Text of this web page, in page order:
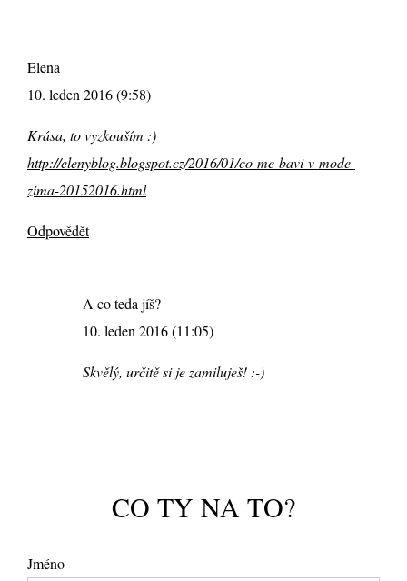
Elena
10. leden 2016 (9:58)
Krása, to vyzkouším :)
http://elenyblog.blogspot.cz/2016/01/co-me-bavi-v-mode-
zima-20152016.html
Odpovědět
A co teda jíš?
10. leden 2016 (11:05)
Skvělý, určitě si je zamiluješ! :-)
CO TY NA TO?
Jméno